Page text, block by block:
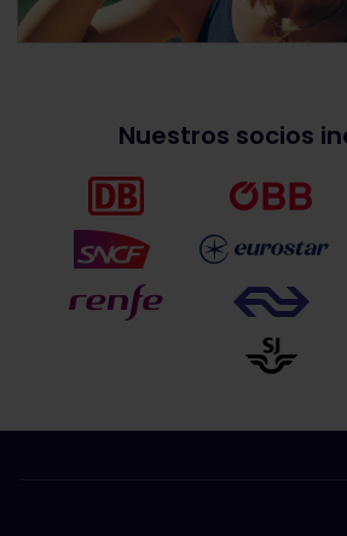
Nuestros socios